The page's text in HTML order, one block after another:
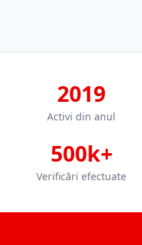
2019
Activi din anul
500k+
Verificări efectuate